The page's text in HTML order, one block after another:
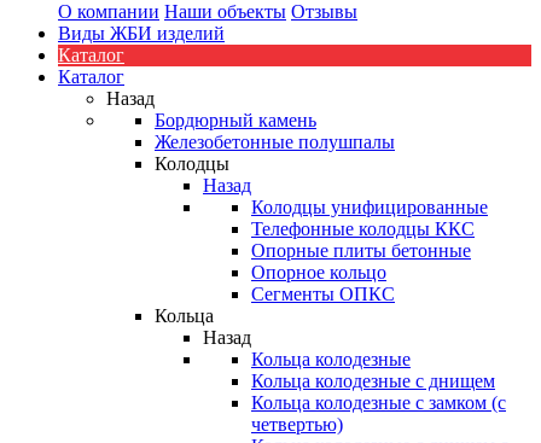
О компании Наши объекты Отзывы
Виды ЖБИ изделий
Каталог
Каталог
Назад
Бордюрный камень
Железобетонные полушпалы
Колодцы
Назад
Колодцы унифицированные
Телефонные колодцы ККС
Опорные плиты бетонные
Опорное кольцо
Сегменты ОПКС
Кольца
Назад
Кольца колодезные
Кольца колодезные с днищем
Кольца колодезные с замком (с
четвертью)